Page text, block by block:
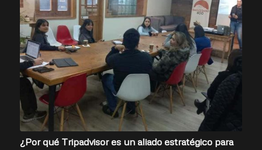
¿Por qué Tripadvisor es un aliado estratégico para